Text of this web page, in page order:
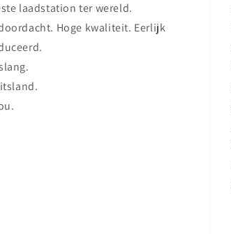
laadstation ter wereld.
Hoge kwaliteit. Eerlijk